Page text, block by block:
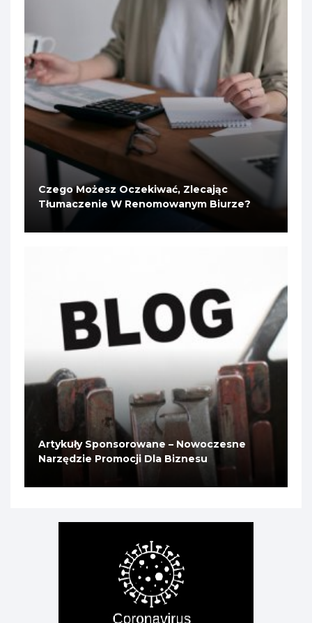
Czego Możesz Oczekiwać, Zlecając
Tłumaczenie W Renomowanym Biurze?
Artykuły Sponsorowane – Nowoczesne
Narzędzie Promocji Dla Biznesu